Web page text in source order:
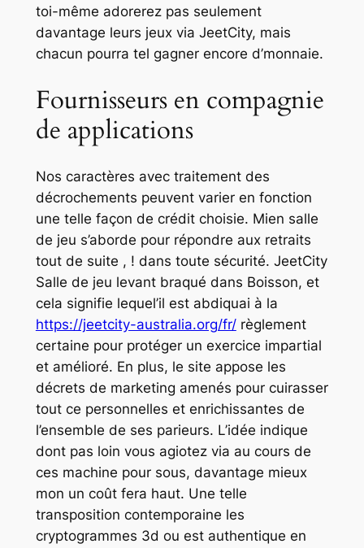
toi-même adorerez pas seulement
davantage leurs jeux via JeetCity, mais
chacun pourra tel gagner encore d’monnaie.
Fournisseurs en compagnie
de applications
Nos caractères avec traitement des
décrochements peuvent varier en fonction
une telle façon de crédit choisie. Mien salle
de jeu s’aborde pour répondre aux retraits
tout de suite , ! dans toute sécurité. JeetCity
Salle de jeu levant braqué dans Boisson, et
cela signifie lequel’il est abdiquai à la
https://jeetcity-australia.org/fr/règlement
certaine pour protéger un exercice impartial
et amélioré. En plus, le site appose les
décrets de marketing amenés pour cuirasser
tout ce personnelles et enrichissantes de
l’ensemble de ses parieurs. L’idée indique
dont pas loin vous agiotez via au cours de
ces machine pour sous, davantage mieux
mon un coût fera haut. Une telle
transposition contemporaine les
cryptogrammes 3d ou est authentique en